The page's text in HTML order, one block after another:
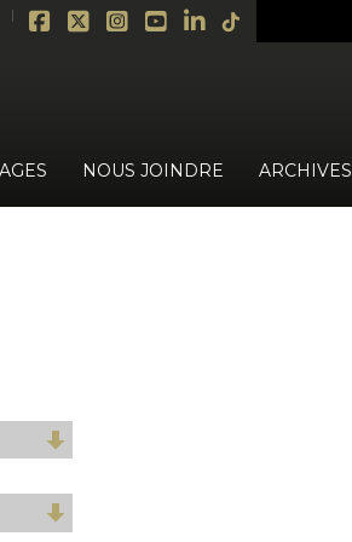
NOUS JOINDRE ARCHIVES